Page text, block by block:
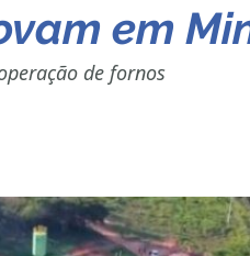
em
de fornos